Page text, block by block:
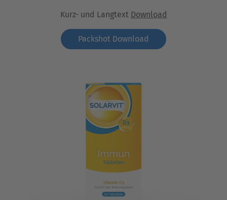
Kurz- und Langtext Download
Packshot Download